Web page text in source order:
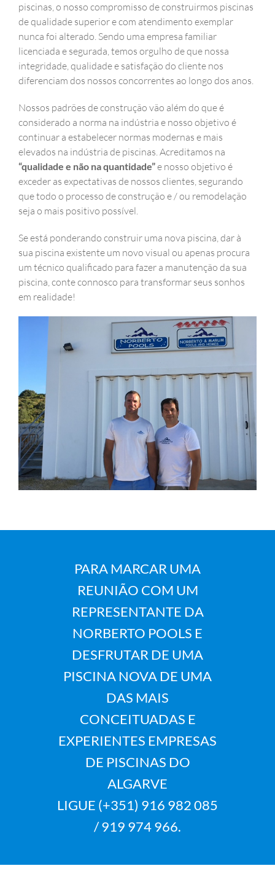
piscinas, o nosso compromisso de construirmos piscinas
de qualidade superior e com atendimento exemplar
nunca foi alterado. Sendo uma empresa familiar
licenciada e segurada, temos orgulho de que nossa
integridade, qualidade e satisfação do cliente nos
diferenciam dos nossos concorrentes ao longo dos anos.
Nossos padrões de construção vão além do que é
considerado a norma na indústria e nosso objetivo é
continuar a estabelecer normas modernas e mais
elevados na indústria de piscinas. Acreditamos na
“qualidade e não na quantidade”e nosso objetivo é
exceder as expectativas de nossos clientes, segurando
que todo o processo de construção e / ou remodelação
seja o mais positivo possível.
Se está ponderando construir uma nova piscina, dar à
sua piscina existente um novo visual ou apenas procura
um técnico qualificado para fazer a manutenção da sua
piscina, conte connosco para transformar seus sonhos
em realidade!
PARA MARCAR UMA
REUNIÃO COM UM
REPRESENTANTE DA
NORBERTO POOLS E
DESFRUTAR DE UMA
PISCINA NOVA DE UMA
DAS MAIS
CONCEITUADAS E
EXPERIENTES EMPRESAS
DE PISCINAS DO
ALGARVE
LIGUE (+351) 916 982 085
/ 919 974 966.